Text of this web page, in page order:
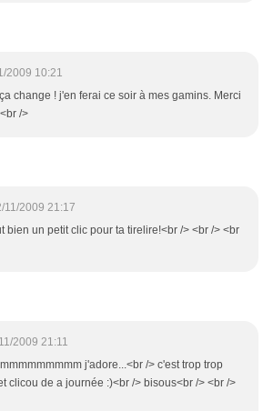
2009 10:21
change ! j'en ferai ce soir à mes gamins. Merci
/>
11/2009 21:17
bien un petit clic pour ta tirelire!<br /> <br /> <br
2009 21:11
j'adore...<br /> c'est trop trop
clicou de a journée :)<br /> bisous<br /> <br />